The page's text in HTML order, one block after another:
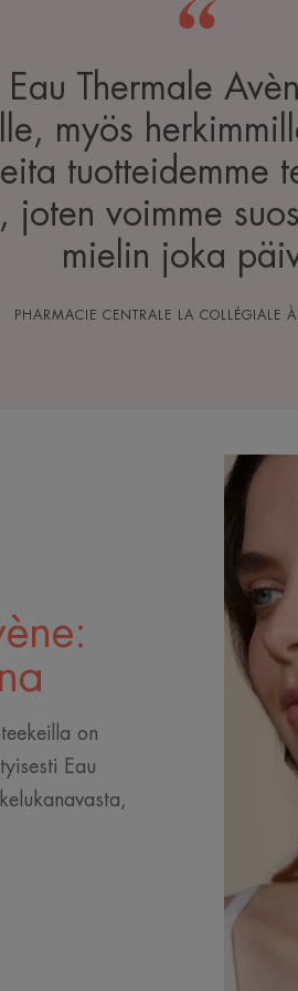
Eau Thermale
myös
tuotteidemme
joten voimme
mielin joka
PHARMACIE CENTRALE LA COLLÉGIALE
on
Eau